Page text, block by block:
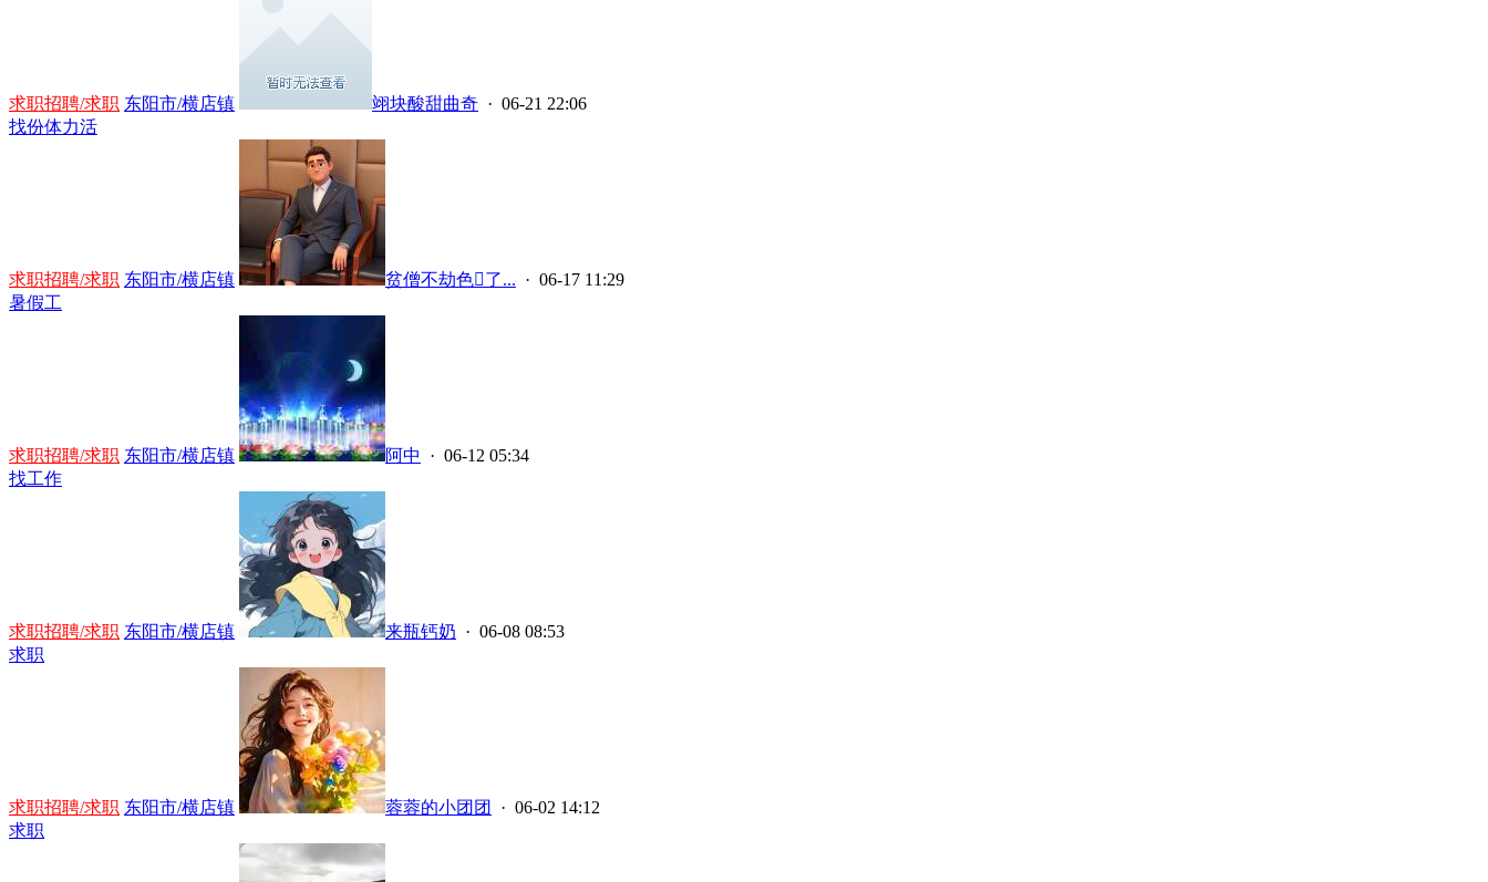
求职招聘/求职 东阳市/横店镇 翊块酸甜曲奇 · 06-21 22:06
找份体力活
求职招聘/求职 东阳市/横店镇 贫僧不劫色了... · 06-17 11:29
暑假工
求职招聘/求职 东阳市/横店镇 阿中
· 06-12 05:34
找工作
求职招聘/求职 东阳市/横店镇 来瓶钙奶 · 06-08 08:53
求职
求职招聘/求职 东阳市/横店镇 蓉蓉的小团团
· 06-02 14:12
求职